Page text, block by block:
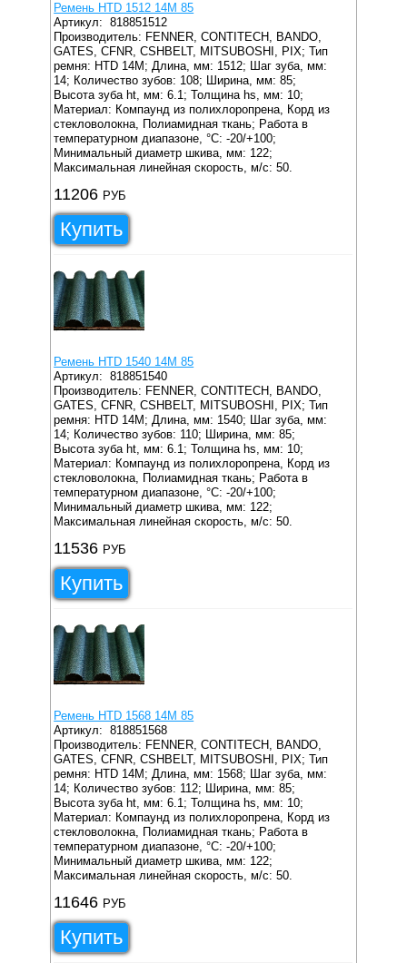
Ремень HTD 1512 14M 85
Артикул:818851512
Производитель: FENNER, CONTITECH, BANDO,
GATES, CFNR, CSHBELT, MITSUBOSHI, PIX; Тип
ремня: HTD 14M; Длина, мм: 1512; Шаг зуба, мм:
14; Количество зубов: 108; Ширина, мм: 85;
Высота зуба ht, мм: 6.1; Толщина hs, мм: 10;
Материал: Компаунд из полихлоропрена, Корд из
стекловолокна, Полиамидная ткань; Работа в
температурном диапазоне, °C: -20/+100;
Минимальный диаметр шкива, мм: 122;
Максимальная линейная скорость, м/с: 50.
11206 РУБ
Купить
Ремень HTD 1540 14M 85
Артикул:818851540
Производитель: FENNER, CONTITECH, BANDO,
GATES, CFNR, CSHBELT, MITSUBOSHI, PIX; Тип
ремня: HTD 14M; Длина, мм: 1540; Шаг зуба, мм:
14; Количество зубов: 110; Ширина, мм: 85;
Высота зуба ht, мм: 6.1; Толщина hs, мм: 10;
Материал: Компаунд из полихлоропрена, Корд из
стекловолокна, Полиамидная ткань; Работа в
температурном диапазоне, °C: -20/+100;
Минимальный диаметр шкива, мм: 122;
Максимальная линейная скорость, м/с: 50.
11536 РУБ
Купить
Ремень HTD 1568 14M 85
Артикул:818851568
Производитель: FENNER, CONTITECH, BANDO,
GATES, CFNR, CSHBELT, MITSUBOSHI, PIX; Тип
ремня: HTD 14M; Длина, мм: 1568; Шаг зуба, мм:
14; Количество зубов: 112; Ширина, мм: 85;
Высота зуба ht, мм: 6.1; Толщина hs, мм: 10;
Материал: Компаунд из полихлоропрена, Корд из
стекловолокна, Полиамидная ткань; Работа в
температурном диапазоне, °C: -20/+100;
Минимальный диаметр шкива, мм: 122;
Максимальная линейная скорость, м/с: 50.
11646 РУБ
Купить